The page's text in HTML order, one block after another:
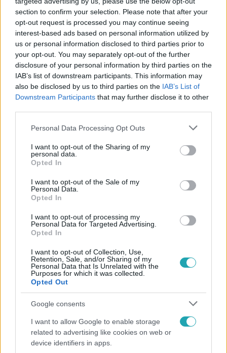
section to confirm your selection. Please note that after your
opt-out request is processed you may continue seeing
interest-based ads based on personal information utilized by
us or personal information disclosed to third parties prior to
your opt-out. You may separately opt-out of the further
disclosure of your personal information by third parties on the
IAB’s list of downstream participants. This information may
also be disclosed by us to third parties on the IAB’s List of
Downstream Participants that may further disclose it to other
Please note that this website/app uses one or more Google
not limited to your visit or usage behaviour. You may click to
grant or deny consent to Google and its third-party tags to
use your data for below specified purposes in below Google
consent section.
Personal Data Processing Opt Outs
I want to opt-out of the Sharing of my
personal data.
Opted In
I want to opt-out of the Sale of my
Personal Data.
Opted In
I want to opt-out of processing my
Personal Data for Targeted Advertising.
Opted In
I want to opt-out of Collection, Use,
Retention, Sale, and/or Sharing of my
Personal Data that Is Unrelated with the
Purposes for which it was collected.
Opted Out
Google consents
I want to allow Google to enable storage
related to advertising like cookies on web or
device identifiers in apps.
Kövess minket, és értesülj a friss hírekről a
Facebookon is!
Követem
PAP
BOLÍVIA
Népszerű